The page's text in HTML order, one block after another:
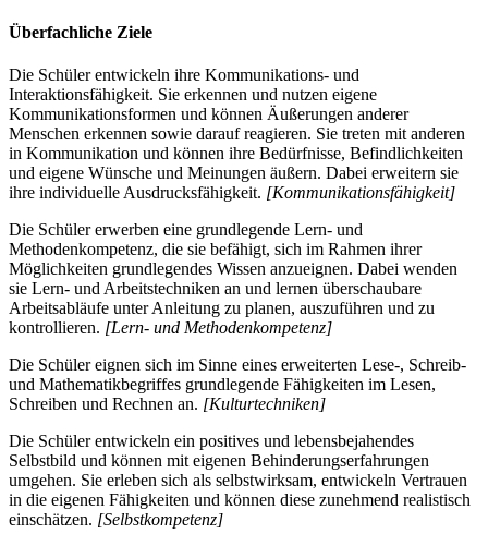
Überfachliche Ziele
Die Schüler entwickeln ihre Kommunikations- und
Interaktionsfähigkeit. Sie erkennen und nutzen eigene
Kommunikationsformen und können Äußerungen anderer
Menschen erkennen sowie darauf reagieren. Sie treten mit anderen
in Kommunikation und können ihre Bedürfnisse, Befindlichkeiten
und eigene Wünsche und Meinungen äußern. Dabei erweitern sie
ihre individuelle Ausdrucksfähigkeit. [Kommunikationsfähigkeit]
Die Schüler erwerben eine grundlegende Lern- und
Methodenkompetenz, die sie befähigt, sich im Rahmen ihrer
Möglichkeiten grundlegendes Wissen anzueignen. Dabei wenden
sie Lern- und Arbeitstechniken an und lernen überschaubare
Arbeitsabläufe unter Anleitung zu planen, auszuführen und zu
kontrollieren. [Lern- und Methodenkompetenz]
Die Schüler eignen sich im Sinne eines erweiterten Lese-, Schreib-
und Mathematikbegriffes grundlegende Fähigkeiten im Lesen,
Schreiben und Rechnen an. [Kulturtechniken]
Die Schüler entwickeln ein positives und lebensbejahendes
Selbstbild und können mit eigenen Behinderungserfahrungen
umgehen. Sie erleben sich als selbstwirksam, entwickeln Vertrauen
in die eigenen Fähigkeiten und können diese zunehmend realistisch
einschätzen. [Selbstkompetenz]